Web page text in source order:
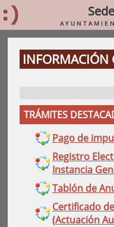
INFORMACIÓN
TRÁMITES
Pago de
Registro
Instancia
Tablón de
Certificado
(Actuación